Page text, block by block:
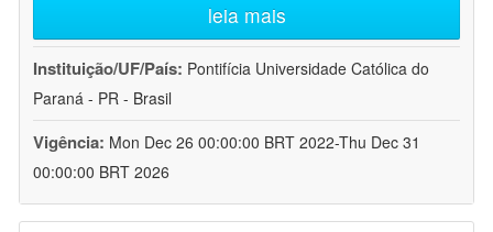
leia mais
Instituição/UF/País: Pontifícia Universidade Católica do
Paraná - PR - Brasil
Vigência: Mon Dec 26 00:00:00 BRT 2022-Thu Dec 31
00:00:00 BRT 2026